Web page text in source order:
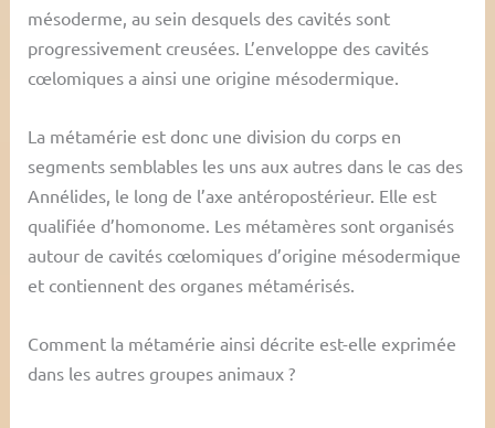
mésoderme, au sein desquels des cavités sont
progressivement creusées. L’enveloppe des cavités
cœlomiques a ainsi une origine mésodermique.
La métamérie est donc une division du corps en
segments semblables les uns aux autres dans le cas des
Annélides, le long de l’axe antéropostérieur. Elle est
qualifiée d’homonome. Les métamères sont organisés
autour de cavités cœlomiques d’origine mésodermique
et contiennent des organes métamérisés.
Comment la métamérie ainsi décrite est-elle exprimée
dans les autres groupes animaux ?